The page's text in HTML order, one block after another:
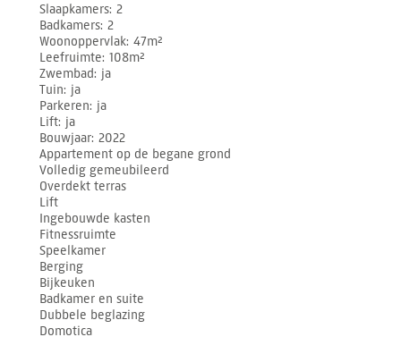
Slaapkamers 2
Badkamers 2
Woonoppervlak 47m²
Leefruimte 108m²
Zwembad ja
Tuin ja
Parkeren ja
Lift ja
Bouwjaar 2022
Appartement op de begane grond
Volledig gemeubileerd
Overdekt terras
Lift
Ingebouwde kasten
Fitnessruimte
Speelkamer
Berging
Bijkeuken
Badkamer en suite
Dubbele beglazing
Domotica